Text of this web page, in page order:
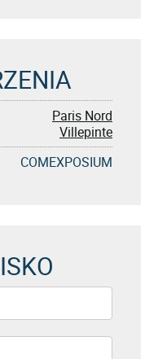
Paris Nord
Villepinte
COMEXPOSIUM